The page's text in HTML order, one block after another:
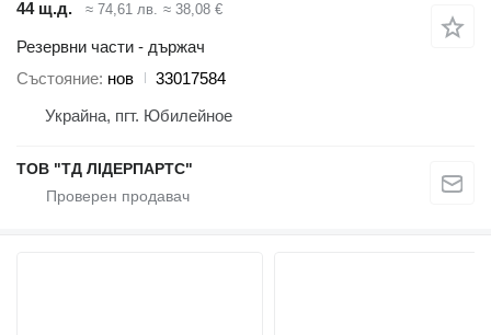
44 щ.д. ≈ 74,61 лв. ≈ 38,08 €
Резервни части - държач
Състояние нов
33017584
Украйна, пгт. Юбилейное
ТОВ "ТД ЛІДЕРПАРТС"